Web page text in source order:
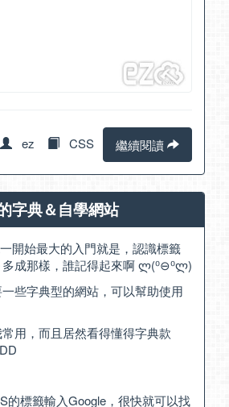
ez CSS 繼續閱讀
字典＆自學網站
開始最大的入門就是，認識標籤
多成那樣，誰記得起來啊 ლ(⁰⊖⁰ლ)
些字典型的網站，可以幫助使用
用，而且居然看得懂得字典款
的標籤輸入Google，很快就可以找